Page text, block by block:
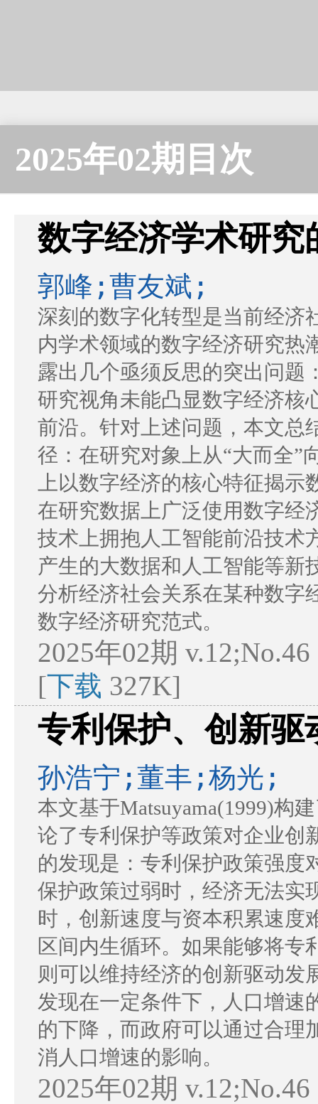
2025年02期目次
数字经济学术研究
郭峰;曹友斌;
深刻的数字化转型是当前经济
内学术领域的数字经济研究热
露出几个亟须反思的突出问题
研究视角未能凸显数字经济核
前沿。针对上述问题，本文总
径：在研究对象上从“大而全”
上以数字经济的核心特征揭
在研究数据上广泛使用数字经
技术上拥抱人工智能前沿技术
产生的大数据和人工智能等新
分析经济社会关系在某种数字
数字经济研究范式。
2025年02期
[下载 327K]
专利保护、创新驱
孙浩宁;董丰;杨光;
本文基于Matsuyama(1999)构
论了专利保护等政策对企业创
的发现是：专利保护政策强度
保护政策过弱时，经济无法实
时，创新速度与资本积累速度
区间内生循环。如果能够将专
则可以维持经济的创新驱动发
发现在一定条件下，人口增速
的下降，而政府可以通过合理
消人口增速的影响。
2025年02期